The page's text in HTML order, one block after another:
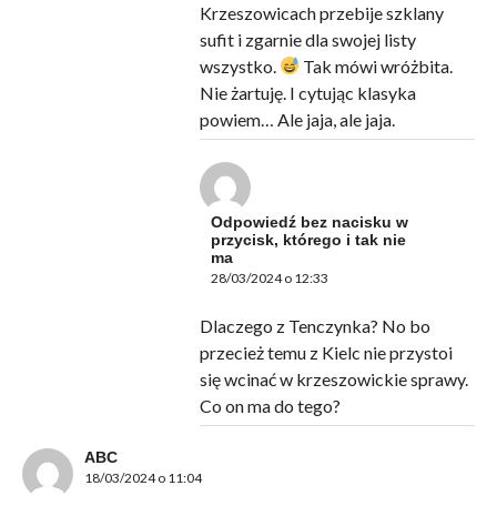
Krzeszowicach przebije szklany
sufit i zgarnie dla swojej listy
wszystko.
Tak mówi wróżbita.
Nie żartuję. I cytując klasyka
powiem… Ale jaja, ale jaja.
Odpowiedź bez nacisku w
przycisk, którego i tak nie
ma
28/03/2024 o 12:33
Dlaczego z Tenczynka? No bo
przecież temu z Kielc nie przystoi
się wcinać w krzeszowickie sprawy.
Co on ma do tego?
ABC
18/03/2024 o 11:04